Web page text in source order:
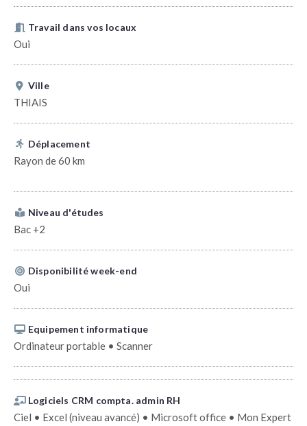
Travail dans vos locaux
Oui
Ville
THIAIS
Déplacement
Rayon de 60 km
Niveau d'études
Bac +2
Disponibilité week-end
Oui
Equipement informatique
Ordinateur portable • Scanner
Logiciels CRM compta. admin RH
Ciel • Excel (niveau avancé) • Microsoft office • Mon Expert